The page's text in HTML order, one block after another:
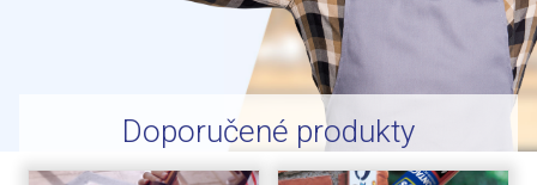
Doporučené produkty